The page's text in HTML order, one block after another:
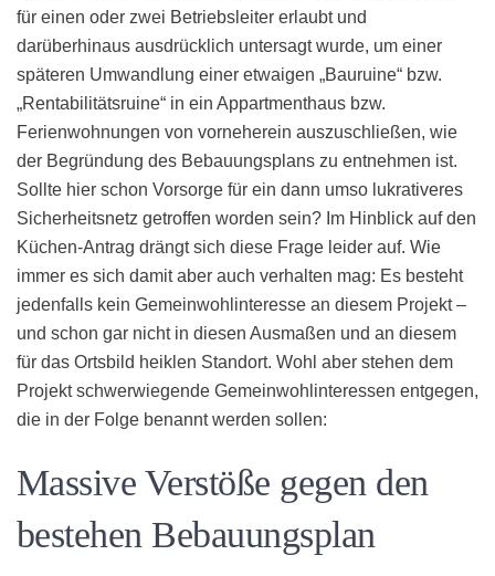
für einen oder zwei Betriebsleiter erlaubt und
darüberhinaus ausdrücklich untersagt wurde, um einer
späteren Umwandlung einer etwaigen „Bauruine“ bzw.
„Rentabilitätsruine“ in ein Appartmenthaus bzw.
Ferienwohnungen von vorneherein auszuschließen, wie
der Begründung des Bebauungsplans zu entnehmen ist.
Sollte hier schon Vorsorge für ein dann umso lukrativeres
Sicherheitsnetz getroffen worden sein? Im Hinblick auf den
Küchen-Antrag drängt sich diese Frage leider auf. Wie
immer es sich damit aber auch verhalten mag: Es besteht
jedenfalls kein Gemeinwohlinteresse an diesem Projekt –
und schon gar nicht in diesen Ausmaßen und an diesem
für das Ortsbild heiklen Standort. Wohl aber stehen dem
Projekt schwerwiegende Gemeinwohlinteressen entgegen,
die in der Folge benannt werden sollen:
Massive Verstöße gegen den
bestehen Bebauungsplan